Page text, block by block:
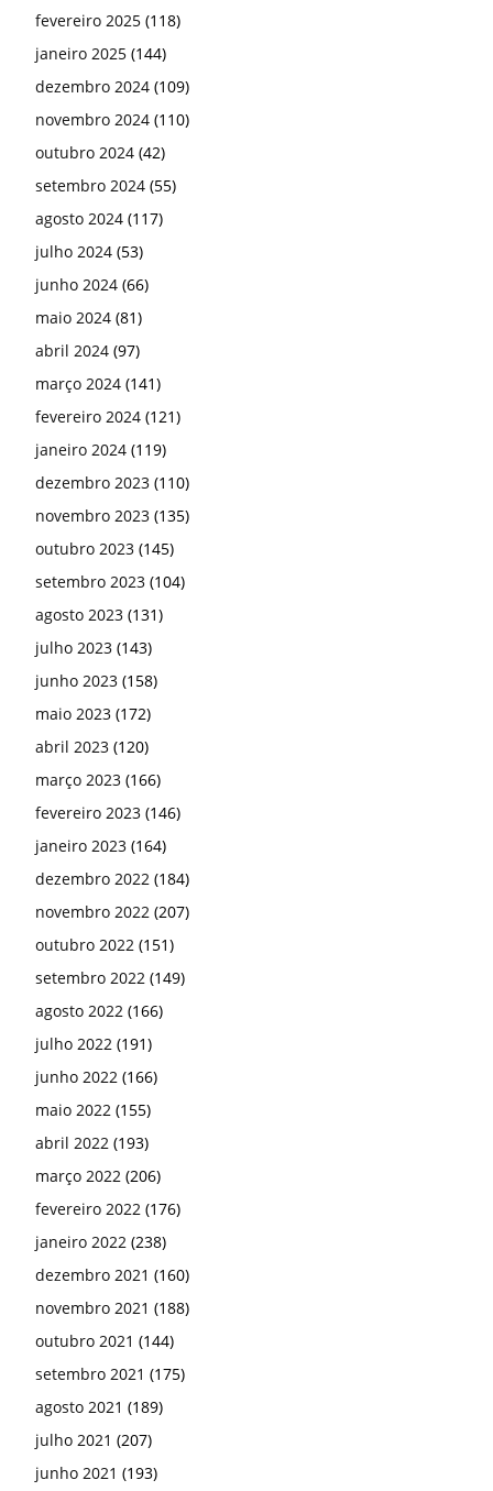
fevereiro 2025 (118)
janeiro 2025 (144)
dezembro 2024 (109)
novembro 2024 (110)
outubro 2024 (42)
setembro 2024 (55)
agosto 2024 (117)
julho 2024 (53)
junho 2024 (66)
maio 2024 (81)
abril 2024 (97)
março 2024 (141)
fevereiro 2024 (121)
janeiro 2024 (119)
dezembro 2023 (110)
novembro 2023 (135)
outubro 2023 (145)
setembro 2023 (104)
agosto 2023 (131)
julho 2023 (143)
junho 2023 (158)
maio 2023 (172)
abril 2023 (120)
março 2023 (166)
fevereiro 2023 (146)
janeiro 2023 (164)
dezembro 2022 (184)
novembro 2022 (207)
outubro 2022 (151)
setembro 2022 (149)
agosto 2022 (166)
julho 2022 (191)
junho 2022 (166)
maio 2022 (155)
abril 2022 (193)
março 2022 (206)
fevereiro 2022 (176)
janeiro 2022 (238)
dezembro 2021 (160)
novembro 2021 (188)
outubro 2021 (144)
setembro 2021 (175)
agosto 2021 (189)
julho 2021 (207)
junho 2021 (193)